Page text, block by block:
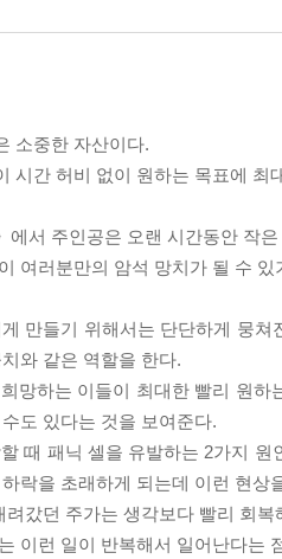
소중한 자산이다.
시간 허비 없이 원하는 목표에
에서 주인공은 오랜 시간동안 작
여러분만의 암석 망치가 될 수 있
만들기 위해서는 단단하게 뭉
와 같은 역할을 한다.
망하는 이들이 최대한 빨리 원
도 있다는 것을 보여준다.
때 패닉 셀을 유발하는 2가지
락을 초래하게 되는데 이런 현상
려갔던 주가는 생각보다 빨리 회
이런 일이 반복해서 일어난다는